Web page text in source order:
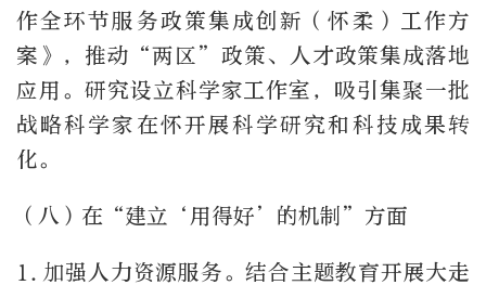
作全环节服务政策集成创新（怀柔）工作方
案》，推动“两区”政策、人才政策集成落地
应用。研究设立科学家工作室，吸引集聚一批
战略科学家在怀开展科学研究和科技成果转
化。
（八）在“建立‘用得好’的机制”方面
1. 加强人力资源服务。结合主题教育开展大走